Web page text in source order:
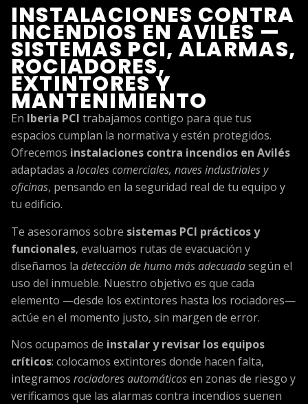
INSTALACIONES CONTRA
INCENDIOS EN AVILÉS —
SISTEMAS PCI, ALARMAS,
ROCIADORES,
EXTINTORES Y
MANTENIMIENTO
En Iberia PCI trabajamos contigo para que tus
espacios cumplan la normativa y estén protegidos.
Ofrecemos instalaciones contra incendios en Avilés
adaptadas a locales comerciales, naves industriales y
oficinas, pensando en la seguridad real de tu equipo y
tu edificio.
Te asesoramos sobre sistemas PCI prácticos y
funcionales, evaluamos rutas de evacuación y
diseñamos la detección de humo más adecuadasegún el
uso del inmueble. Nuestro objetivo es que cada
elemento —desde los extintores hasta los rociadores—
actúe en el momento justo, sin margen de error.
Nos ocupamos de instalar y revisar los equipos
críticos: colocamos extintores donde hacen falta,
integramos rociadores automáticosen zonas de riesgo y
verificamos que las alarmas contra incendios suenen